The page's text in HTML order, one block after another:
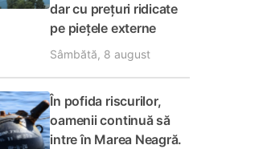
dar cu prețuri ridicate
pe piețele externe
Sâmbătă, 8 august
În pofida riscurilor,
oamenii continuă să
intre în Marea Neagră.